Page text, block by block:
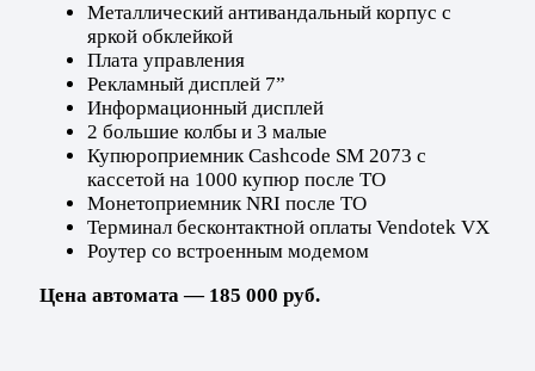
Металлический антивандальный корпус с
яркой обклейкой
Плата управления
Рекламный дисплей 7”
Информационный дисплей
2 большие колбы и 3 малые
Купюроприемник Cashcode SM 2073 с
кассетой на 1000 купюр после ТО
Монетоприемник NRI после ТО
Терминал бесконтактной оплаты Vendotek VX
Роутер со встроенным модемом
Цена автомата — 185 000 руб.